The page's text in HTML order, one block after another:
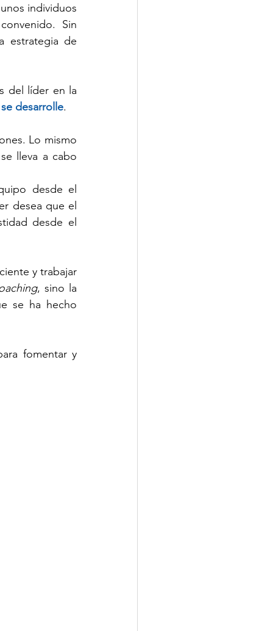
individuos
Sin
estrategia de
del líder en la
desarrolle.
Lo mismo
lleva a cabo
desde el
desea que el
desde el
y trabajar
, sino la
se ha hecho
fomentar y